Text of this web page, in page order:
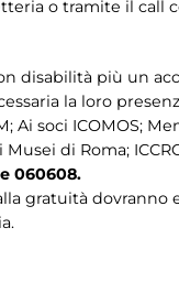
o tramite il call
disabilità più un
la loro
Ai soci ICOMOS;
di Roma;
060608.
gratuità dovranno